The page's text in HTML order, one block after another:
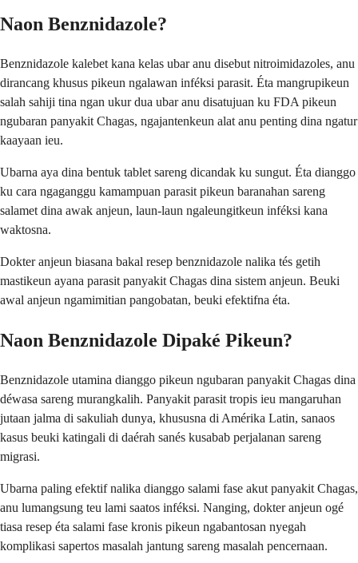
Naon Benznidazole?
Benznidazole kalebet kana kelas ubar anu disebut nitroimidazoles, anu
dirancang khusus pikeun ngalawan inféksi parasit. Éta mangrupikeun
salah sahiji tina ngan ukur dua ubar anu disatujuan ku FDA pikeun
ngubaran panyakit Chagas, ngajantenkeun alat anu penting dina ngatur
kaayaan ieu.
Ubarna aya dina bentuk tablet sareng dicandak ku sungut. Éta dianggo
ku cara ngaganggu kamampuan parasit pikeun baranahan sareng
salamet dina awak anjeun, laun-laun ngaleungitkeun inféksi kana
waktosna.
Dokter anjeun biasana bakal resep benznidazole nalika tés getih
mastikeun ayana parasit panyakit Chagas dina sistem anjeun. Beuki
awal anjeun ngamimitian pangobatan, beuki efektifna éta.
Naon Benznidazole Dipaké Pikeun?
Benznidazole utamina dianggo pikeun ngubaran panyakit Chagas dina
déwasa sareng murangkalih. Panyakit parasit tropis ieu mangaruhan
jutaan jalma di sakuliah dunya, khususna di Amérika Latin, sanaos
kasus beuki katingali di daérah sanés kusabab perjalanan sareng
migrasi.
Ubarna paling efektif nalika dianggo salami fase akut panyakit Chagas,
anu lumangsung teu lami saatos inféksi. Nanging, dokter anjeun ogé
tiasa resep éta salami fase kronis pikeun ngabantosan nyegah
komplikasi sapertos masalah jantung sareng masalah pencernaan.